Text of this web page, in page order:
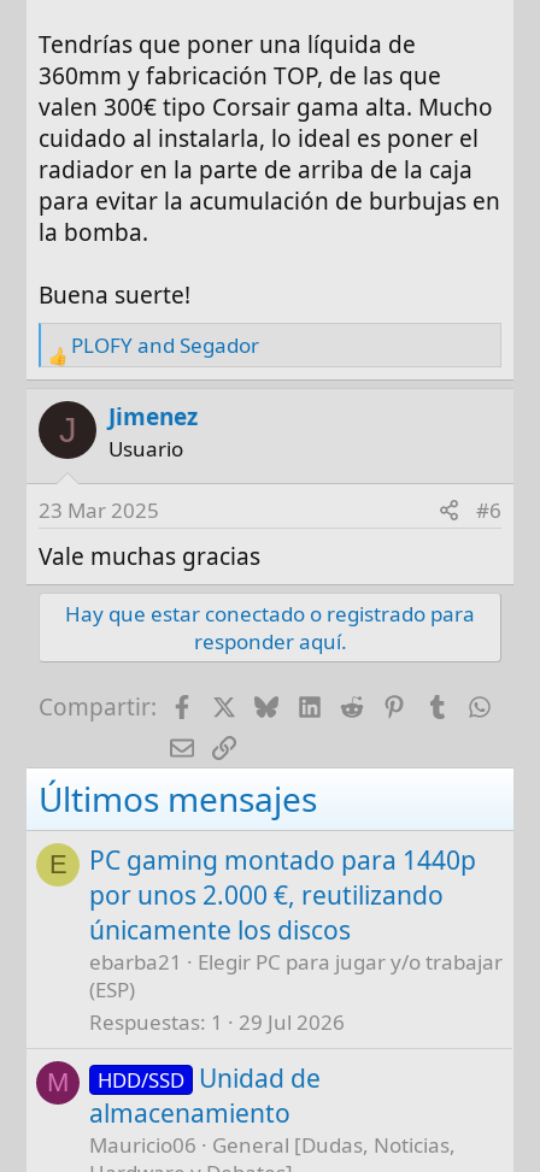
Tendrías que poner una líquida de
360mm y fabricación TOP, de las que
valen 300€ tipo Corsair gama alta. Mucho
cuidado al instalarla, lo ideal es poner el
radiador en la parte de arriba de la caja
para evitar la acumulación de burbujas en
la bomba.
Buena suerte!
R
e
a
o
n
s
PLOFYandSegador
J Jimenez
Usuario
23 Mar 2025 #6
Vale muchas gracias
Hay que estar conectado o registrado para
responder aquí.
Compartir: FacebookBlueskyLinkedIn
RedditPinterest
Tumblr
E-mailEnlace
Últimos mensajes
E
PC gaming montado para 1440p
por unos 2.000 €, reutilizando
únicamente los discos
ebarba21
Elegir PC para jugar y/o trabajar
(ESP)
Respuestas 1 29 Jul 2026
M HDD/SSD Unidad de
almacenamiento
Mauricio06
General [Dudas, Noticias,